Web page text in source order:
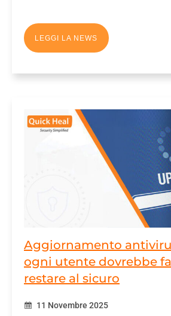
LEGGI LA NEWS
Aggiornamento
ogni utente dovrebbe
restare al sicuro
11 Novembre 2025